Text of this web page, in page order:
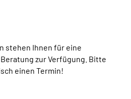
stehen Ihnen für eine
zur Verfügung. Bitte
einen Termin!